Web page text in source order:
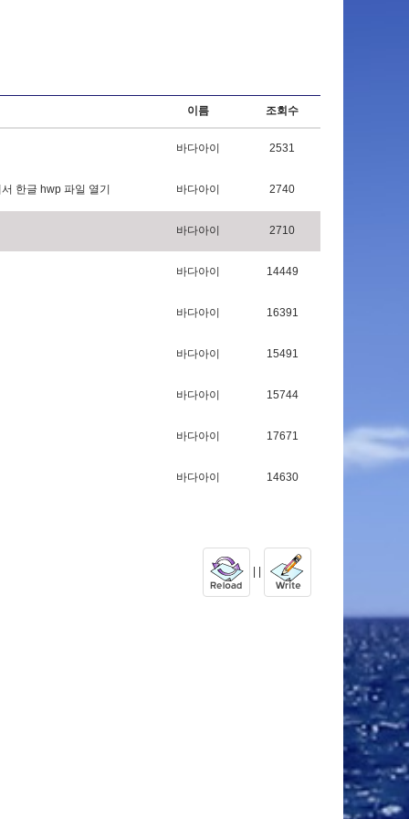
이름 조회수
바다아이 2531
서 한글 hwp 파일 열 기 바다아이 2740
바다아이 2710
바다아이 14449
바다아이 16391
바다아이 15491
바다아이 15744
바다아이 17671
바다아이 14630